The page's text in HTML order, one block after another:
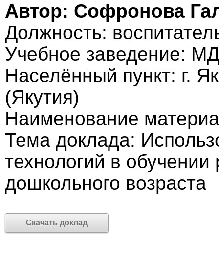
Автор: Софронова
Должность:
Учебное заведение:
Населённый пункт: г.
(Якутия)
Наименование
Тема доклада:
технологий в
дошкольного возраста
Скачать доклад